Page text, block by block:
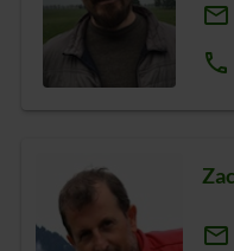
email
phone
email